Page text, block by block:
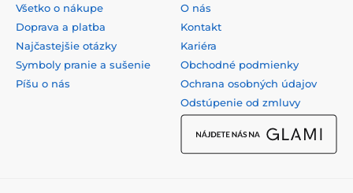
Všetko o nákupe
Doprava a platba
Najčastejšie otázky
Symboly pranie a sušenie
Píšu o nás
O nás
Kontakt
Kariéra
Obchodné podmienky
Ochrana osobných údajov
Odstúpenie od zmluvy